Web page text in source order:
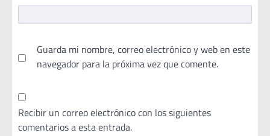
Guarda mi nombre, correo electrónico y web en este
navegador para la próxima vez que comente.
Recibir un correo electrónico con los siguientes
comentarios a esta entrada.